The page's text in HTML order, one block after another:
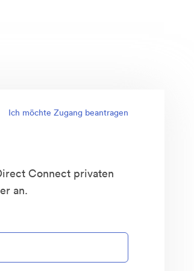
Ich möchte Zugang beantragen
Connect privaten
an.